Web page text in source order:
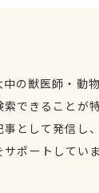
の獣医師・動
できることが
として発信し
ポートしてい